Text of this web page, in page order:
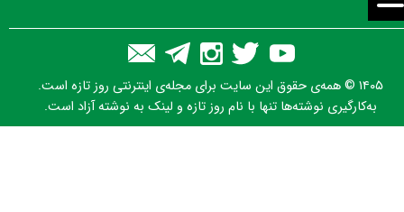
۱۴۰۵ © همه‌ی حقوق این سایت برای مجله‌ی اینترنتی روز تازه است.
به‌کارگیری نوشته‌ها تنها با نام روز تازه و لینک به نوشته آزاد است.